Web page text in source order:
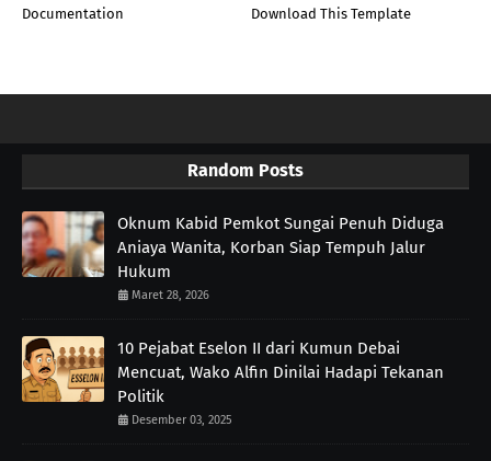
Documentation
Download This Template
Random Posts
Oknum Kabid Pemkot Sungai Penuh Diduga
Aniaya Wanita, Korban Siap Tempuh Jalur
Hukum
Maret 28, 2026
10 Pejabat Eselon II dari Kumun Debai
Mencuat, Wako Alfin Dinilai Hadapi Tekanan
Politik
Desember 03, 2025